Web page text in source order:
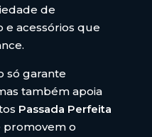
de
e acessórios que
só garante
também apoia
Passada Perfeita
promovem o